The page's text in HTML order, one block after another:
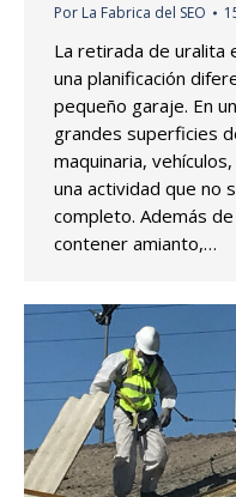
Por La Fabrica del SEO
La retirada de uralita
una planificación
pequeño garaje. En
grandes superficies
maquinaria,
una actividad que no
completo. Además
contener amianto,…